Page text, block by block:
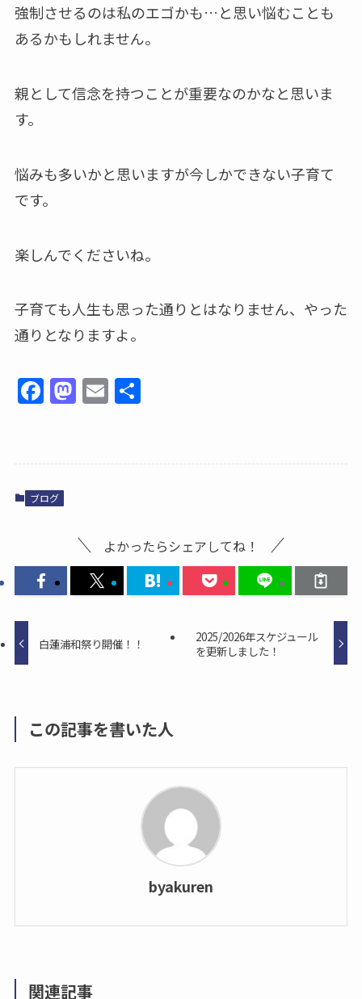
強制させるのは私のエゴかも…と思い悩むことも
あるかもしれません。
親として信念を持つことが重要なのかなと思いま
す。
悩みも多いかと思いますが今しかできない子育て
です。
楽しんでくださいね。
子育ても人生も思った通りとはなりません、やった
通りとなりますよ。
F
e
b
k
M
o
n
E
l
共
ブログ
よかったらシェアしてね！
白蓮浦和祭り開催！！
2025/2026年スケジュール
を更新しました！
この記事を書いた人
byakuren
関連記事